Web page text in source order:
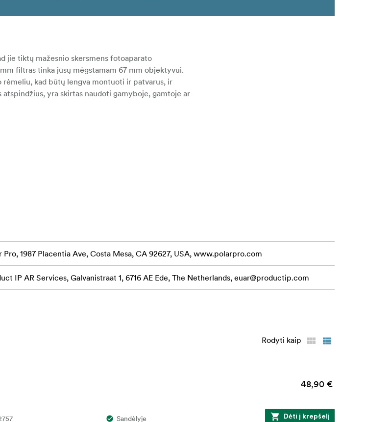
jie tiktų mažesnio skersmens fotoaparato
filtras tinka jūsų mėgstamam 67 mm objektyvui.
kad būtų lengva montuoti ir patvarus, ir
yra skirtas naudoti gamyboje, gamtoje ar
Pro, 1987 Placentia Ave, Costa Mesa, CA 92627, USA, www.polarpro.com
IP AR Services, Galvanistraat 1, 6716 AE Ede, The Netherlands, euar@productip.com
Rodyti kaip
48,90 €
Sandėlyje Dėti į krepšelį